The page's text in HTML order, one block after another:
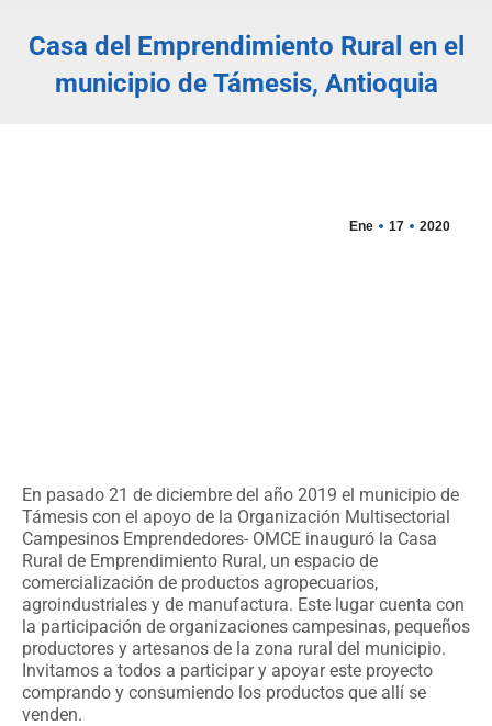
Casa del Emprendimiento Rural en el
municipio de Támesis, Antioquia
Ene 17 2020
En pasado 21 de diciembre del año 2019 el municipio de
Támesis con el apoyo de la Organización Multisectorial
Campesinos Emprendedores- OMCE inauguró la Casa
Rural de Emprendimiento Rural, un espacio de
comercialización de productos agropecuarios,
agroindustriales y de manufactura. Este lugar cuenta con
la participación de organizaciones campesinas, pequeños
productores y artesanos de la zona rural del municipio.
Invitamos a todos a participar y apoyar este proyecto
comprando y consumiendo los productos que allí se
venden.